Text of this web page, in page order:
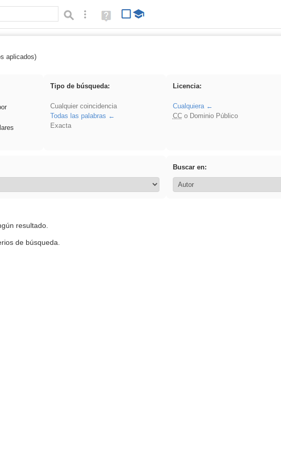
Búsqueda avanzada
Ayuda
(en
aplicados)
Tipo de búsqueda:
Cualquier coincidencia
Todas las palabras
Exacta
Licencia:
Cualquiera
CCo Dominio Público
Buscar en:
resultado.
de búsqueda.